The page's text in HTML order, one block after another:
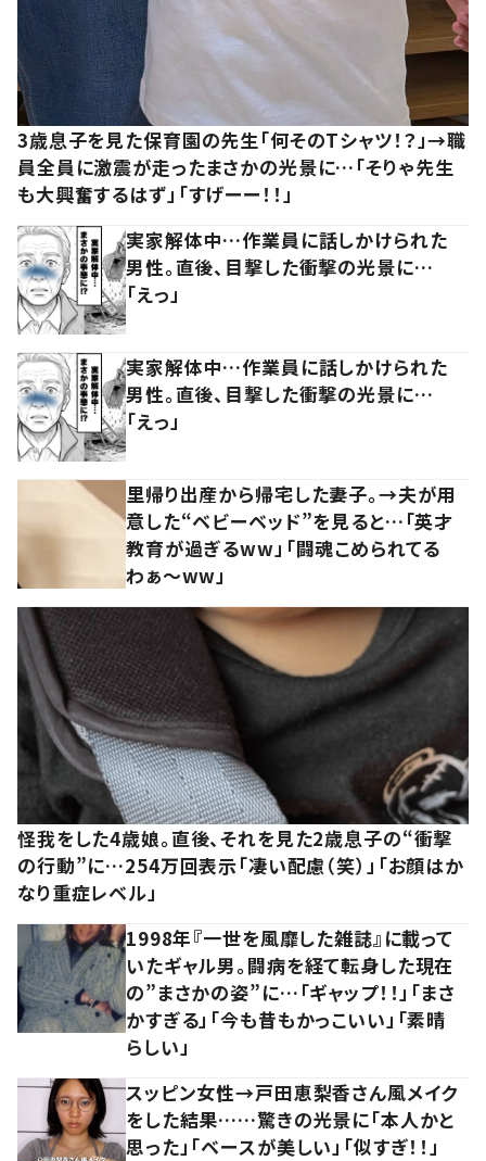
3歳息子を見た保育園の先生「何そのTシャツ！？」→職
員全員に激震が走ったまさかの光景に…「そりゃ先生
も大興奮するはず」「すげーー！！」
実家解体中…作業員に話しかけられた
男性。直後、目撃した衝撃の光景に…
「えっ」
実家解体中…作業員に話しかけられた
男性。直後、目撃した衝撃の光景に…
「えっ」
里帰り出産から帰宅した妻子。→夫が用
意した“ベビーベッド”を見ると…「英才
教育が過ぎるww」「闘魂こめられてる
わぁ～ww」
怪我をした4歳娘。直後、それを見た2歳息子の“衝撃
の行動”に…254万回表示「凄い配慮（笑）」「お顔はか
なり重症レベル」
1998年『一世を風靡した雑誌』に載って
いたギャル男。闘病を経て転身した現在
の”まさかの姿”に…「ギャップ！！」「まさ
かすぎる」「今も昔もかっこいい」「素晴
らしい」
スッピン女性→戸田恵梨香さん風メイク
をした結果……驚きの光景に「本人かと
思った」「ベースが美しい」「似すぎ！！」